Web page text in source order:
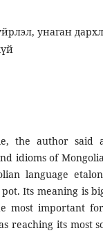
унаган
the author said
idioms of
language
pot. Its meaning is
most important
reaching its most